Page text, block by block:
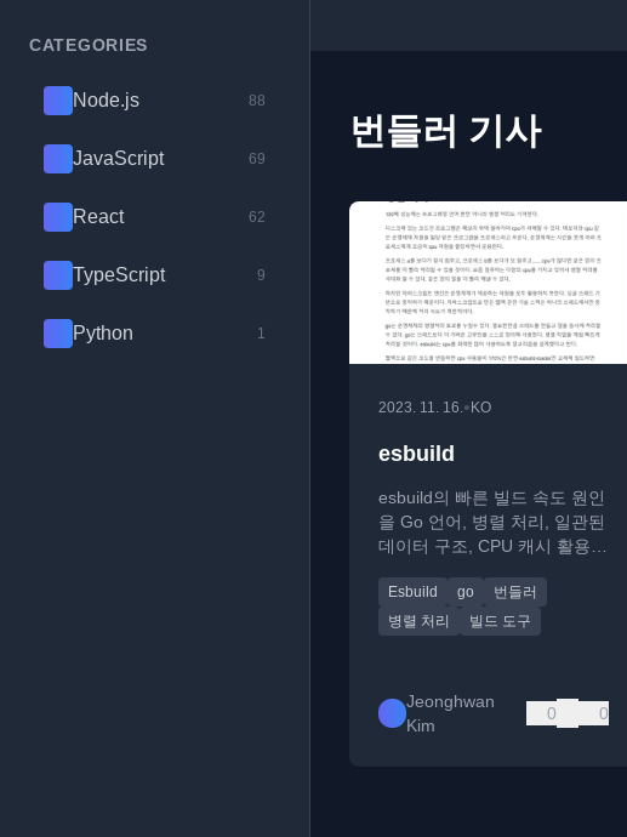
CATEGORIES
Node.js 88
JavaScript 69
React 62
TypeScript 9
Python 1
번들러 기사
2023. 11. 16.• KO
esbuild
esbuild의 빠른 빌드 속도 원인
을 Go 언어, 병렬 처리, 일관된
데이터 구조, CPU 캐시 활용
다.
Esbuild go
번들러
병렬 처리
빌드 도구
Jeonghwan
Kim
0 0